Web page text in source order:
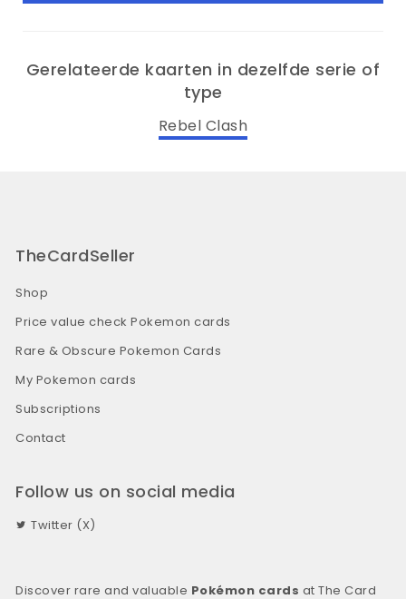
Gerelateerde kaarten in dezelfde serie of
type
Rebel Clash
TheCardSeller
Shop
Price value check Pokemon cards
Rare & Obscure Pokemon Cards
My Pokemon cards
Subscriptions
Contact
Follow us on social media
Twitter (X)
Discover rare and valuable Pokémon cards at The Card